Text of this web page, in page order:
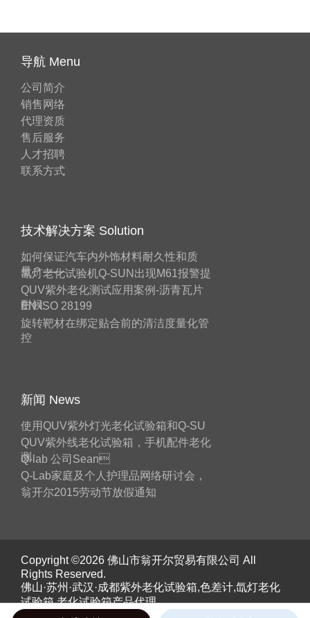
导航 Menu
公司简介
销售网络
代理资质
售后服务
人才招聘
联系方式
技术解决方案 Solution
如何保证汽车内外饰材料耐久性和质
量？——
氙灯老化试验机Q-SUN出现M61报警提
QUV紫外老化测试应用案例-沥青瓦片
耐候
EN ISO 28199
旋转靶材在绑定贴合前的清洁度量化管
控
新闻 News
使用QUV紫外灯光老化试验箱和Q-SU
QUV紫外线老化试验箱，手机配件老化
测
Q-lab 公司Sean
Q-Lab家庭及个人护理品网络研讨会，
翁开尔2015劳动节放假通知
Copyright ©2026 佛山市翁开尔贸易有限公司 All
Rights Reserved.
佛山·苏州·武汉·成都紫外老化试验箱,色差计,氙灯老化
试验箱,老化试验箱产品代理。